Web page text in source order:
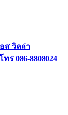
ส วิลล่า
ร 086-8808024